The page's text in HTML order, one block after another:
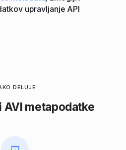
upravljanje API
DELUJE
AVI metapodatke